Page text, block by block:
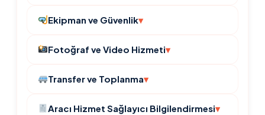
Ekipman ve Güvenlik
Fotoğraf ve Video Hizmeti
Transfer ve Toplanma
Aracı Hizmet Sağlayıcı Bilgilendirmesi